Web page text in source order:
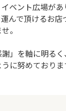
ベント広場が
んで頂けるお
。
謝」を軸に明る
に努めておりま